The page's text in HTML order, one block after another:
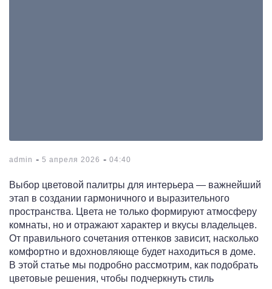
admin - 5 апреля 2026 - 04:40
Выбор цветовой палитры для интерьера — важнейший
этап в создании гармоничного и выразительного
пространства. Цвета не только формируют атмосферу
комнаты, но и отражают характер и вкусы владельцев.
От правильного сочетания оттенков зависит, насколько
комфортно и вдохновляюще будет находиться в доме.
В этой статье мы подробно рассмотрим, как подобрать
цветовые решения, чтобы подчеркнуть стиль